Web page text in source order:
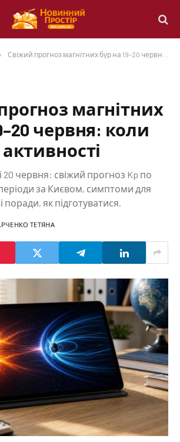
Свіжий прогноз магнітних бур на 19–20 червня: коли буде пік активності
магнітних
червня: коли
і 20 червня: свіжий прогноз Kp по
періоди за Києвом, симптоми для
поради, як підготуватися.
ТЕТЯНА